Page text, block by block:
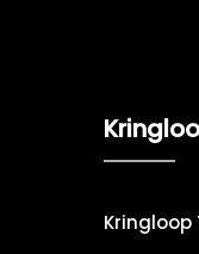
Kringloop